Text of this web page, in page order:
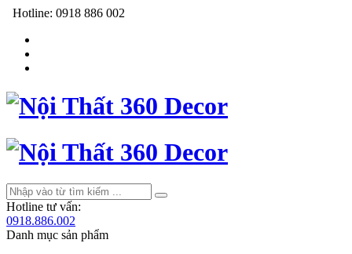
Hotline: 0918 886 002
Hotline tư vấn:
0918.886.002
Danh mục sản phẩm